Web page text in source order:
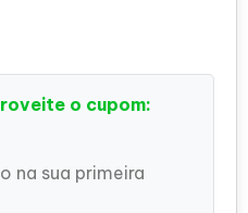
o cupom:
na sua primeira